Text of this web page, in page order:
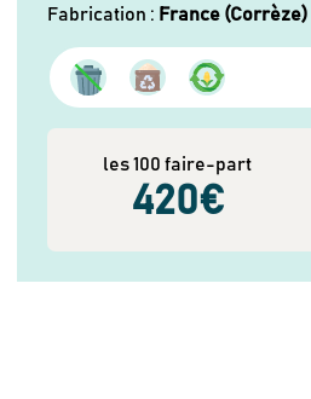
Fabrication : France (Corrèze)
les 100 faire-part
420€